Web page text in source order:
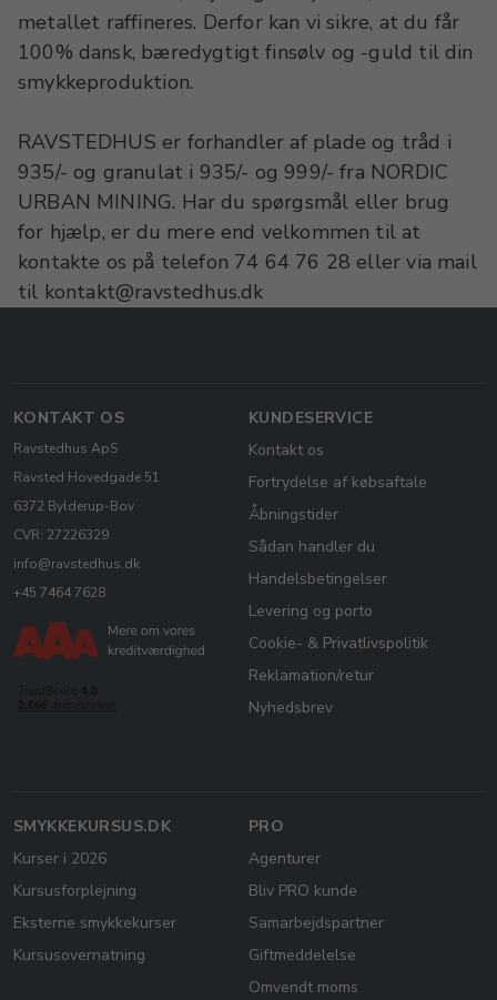
metallet raffineres. Derfor kan vi sikre, at du får
100% dansk, bæredygtigt finsølv og -guld til din
smykkeproduktion.
RAVSTEDHUS er forhandler af plade og tråd i
935/- og granulat i 935/- og 999/- fra NORDIC
URBAN MINING. Har du spørgsmål eller brug
for hjælp, er du mere end velkommen til at
kontakte os på telefon 74 64 76 28 eller via mail
til kontakt@ravstedhus.dk
KONTAKT OS
Ravstedhus ApS
Ravsted Hovedgade 51
6372 Bylderup-Bov
CVR: 27226329
info@ravstedhus.dk
+45 7464 7628
KUNDESERVICE
Kontakt os
Fortrydelse af købsaftale
Åbningstider
Sådan handler du
Handelsbetingelser
Levering og porto
Cookie- & Privatlivspolitik
Reklamation/retur
Nyhedsbrev
SMYKKEKURSUS.DK
Kurser i 2026
Kursusforplejning
Eksterne smykkekurser
Kursusovernatning
PRO
Agenturer
Bliv PRO kunde
Samarbejdspartner
Giftmeddelelse
Omvendt moms